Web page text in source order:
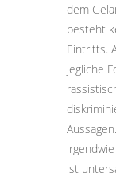
dem
besteht
Eintritts.
jegliche
ist